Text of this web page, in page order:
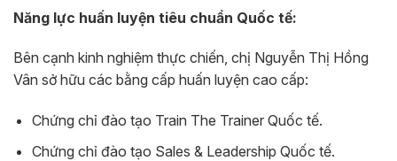
Năng lực huấn luyện tiêu chuẩn Quốc tế:
Bên cạnh kinh nghiệm thực chiến, chị Nguyễn Thị Hồng
Vân sở hữu các bằng cấp huấn luyện cao cấp:
Chứng chỉ đào tạo Train The Trainer Quốc tế.
Chứng chỉ đào tạo Sales & Leadership Quốc tế.